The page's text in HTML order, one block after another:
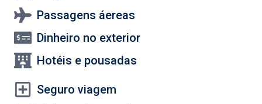
Passagens áereas
Dinheiro no exterior
Hotéis e pousadas
Seguro viagem